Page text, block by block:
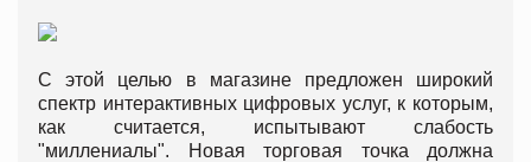
С этой целью в магазине предложен широкий
спектр интерактивных цифровых услуг, к которым,
как считается, испытывают слабость
"миллениалы". Новая торговая точка должна